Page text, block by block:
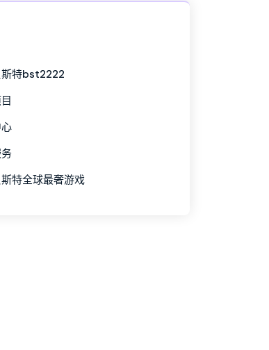
斯特bst2222
特全球最奢游戏